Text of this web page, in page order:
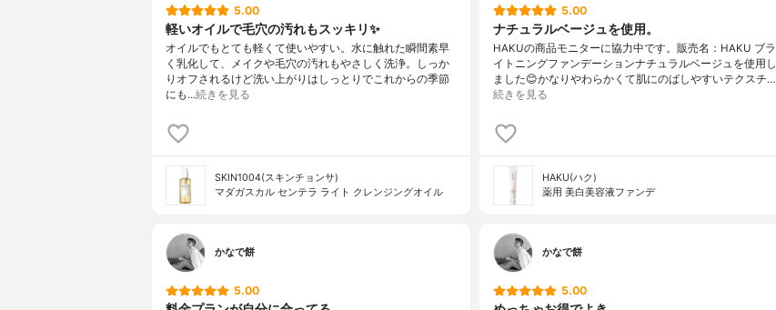
5.00
軽いオイルで毛穴の汚れもスッキリ✨
オイルでもとても軽くて使いやすい。水に触れた瞬間素早
く乳化して、メイクや毛穴の汚れもやさしく洗浄。しっか
りオフされるけど洗い上がりはしっとりでこれからの季節
にも…続きを見る
SKIN1004(スキンチョンサ)
マダガスカル センテラ ライト クレンジングオイル
5.00
ナチュラルベージュを使用。
HAKUの商品モニターに協力中です。販売名：HAKU ブラ
イトニングファンデーションナチュラルベージュを使用し
ました😊かなりやわらかくて肌にのばしやすいテクスチ…
続きを見る
HAKU(ハク)
薬用 美白美容液ファンデ
かなで餅
5.00
かなで餅
5.00